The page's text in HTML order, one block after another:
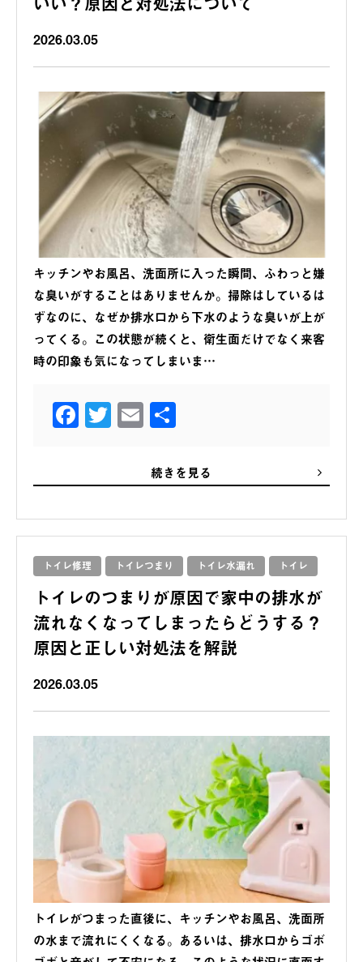
2026.03.05
キッチンやお風呂、洗面所に入った瞬間、ふわっと嫌
な臭いがすることはありませんか。掃除はしているは
ずなのに、なぜか排水口から下水のような臭いが上が
ってくる。この状態が続くと、衛生面だけでなく来客
時の印象も気になってしまいま…
Facebook
Twitter
Email
続きを見る
トイレ修理 トイレつまり トイレ水漏れ トイレ
トイレのつまりが原因で家中の排水が
流れなくなってしまったらどうする？
原因と正しい対処法を解説
2026.03.05
トイレがつまった直後に、キッチンやお風呂、洗面所
の水まで流れにくくなる。あるいは、排水口からゴボ